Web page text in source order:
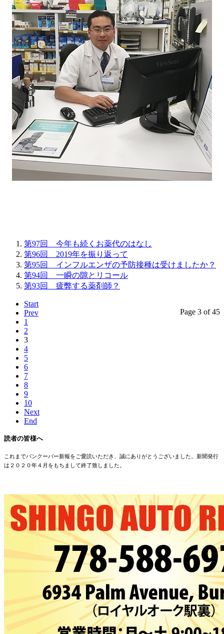
第97回 今年も続くお薬代のはなし
第96回 2019年を振り返って
第95回 インフルエンザの予防接種は受けましたか？
第94回 一瞬の隙とリコール
第93回 疲弊する薬剤師？
Page 3 of 45
Start
Prev
1
2
3
4
5
6
7
8
9
10
Next
End
読者の皆様へ
これまでバンクーバー新報をご愛読いただき、誠にありがとうございました。新聞発行
は２０２０年４月をもちまして終了致しました。